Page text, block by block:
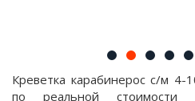
Креветка карабинерос с/м 4-
по реальной стоимости